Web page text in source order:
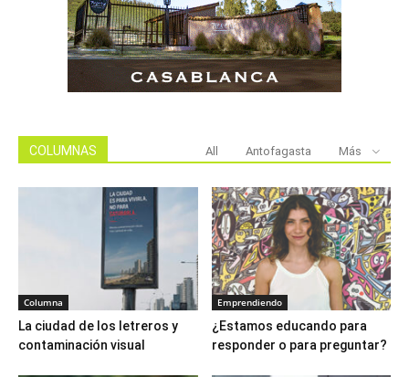
COLUMNAS All Antofagasta Más
Columna
La ciudad de los letreros y
contaminación visual
Emprendiendo
¿Estamos educando para
responder o para preguntar?